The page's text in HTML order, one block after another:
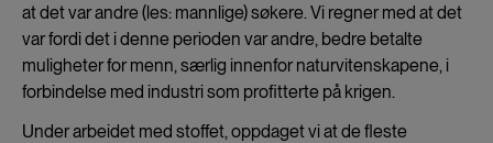
at det var andre (les: mannlige) søkere. Vi regner med at det
var fordi det i denne perioden var andre, bedre betalte
muligheter for menn, særlig innenfor naturvitenskapene, i
forbindelse med industri som profitterte på krigen.
Under arbeidet med stoffet, oppdaget vi at de fleste